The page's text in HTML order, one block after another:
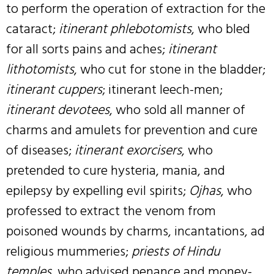
to perform the operation of extraction for the
cataract;itinerant phlebotomists, who bled
for all sorts pains and aches;itinerant
lithotomists, who cut for stone in the bladder;
itinerant cuppers; itinerant leech-men;
itinerant devotees, who sold all manner of
charms and amulets for prevention and cure
of diseases;itinerant exorcisers, who
pretended to cure hysteria, mania, and
epilepsy by expelling evil spirits; Ojhas, who
professed to extract the venom from
poisoned wounds by charms, incantations, ad
religious mummeries;priests of Hindu